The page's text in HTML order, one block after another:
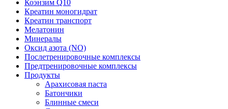
Коэнзим Q10
Креатин моногидрат
Креатин транспорт
Мелатонин
Минералы
Оксид азота (NO)
Послетренировочные комплексы
Предтренировочные комплексы
Продукты
Арахисовая паста
Батончики
Блинные смеси